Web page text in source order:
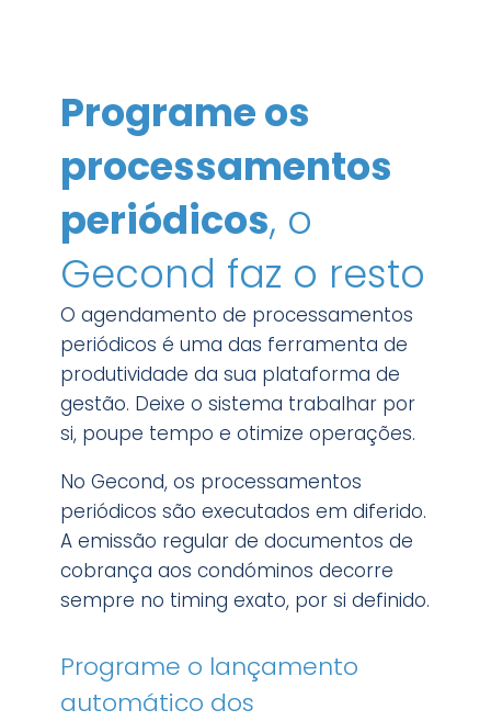
Programe os
processamentos
periódicos, o
Gecond faz o resto
O agendamento de processamentos
periódicos é uma das ferramenta de
produtividade da sua plataforma de
gestão. Deixe o sistema trabalhar por
si, poupe tempo e otimize operações.
No Gecond, os processamentos
periódicos são executados em diferido.
A emissão regular de documentos de
cobrança aos condóminos decorre
sempre no timing exato, por si definido.
Programe o lançamento
automático dos